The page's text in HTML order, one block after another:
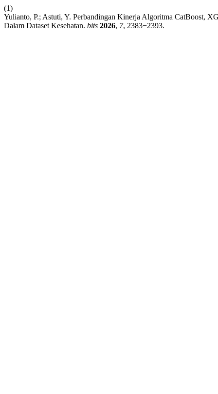
(1)
Yulianto, P.; Astuti, Y. Perbandingan Kinerja Algoritma CatBoost,
Dalam Dataset Kesehatan. bits 2026, 7, 2383−2393.